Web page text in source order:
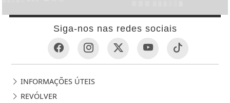
Siga-nos nas redes sociais
INFORMAÇÕES ÚTEIS
REVÓLVER